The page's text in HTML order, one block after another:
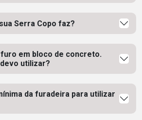
Serra Copo faz?
em bloco de concreto.
utilizar?
da furadeira para utilizar